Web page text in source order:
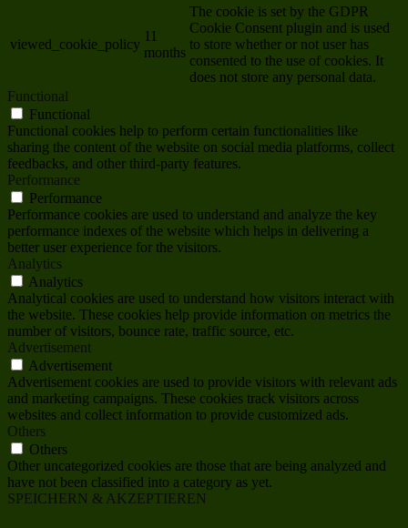
viewed_cookie_policy
11
months
The cookie is set by the GDPR
Cookie Consent plugin and is used
to store whether or not user has
consented to the use of cookies. It
does not store any personal data.
Functional
Functional
Functional cookies help to perform certain functionalities like
sharing the content of the website on social media platforms, collect
feedbacks, and other third-party features.
Performance
Performance
Performance cookies are used to understand and analyze the key
performance indexes of the website which helps in delivering a
better user experience for the visitors.
Analytics
Analytics
Analytical cookies are used to understand how visitors interact with
the website. These cookies help provide information on metrics the
number of visitors, bounce rate, traffic source, etc.
Advertisement
Advertisement
Advertisement cookies are used to provide visitors with relevant ads
and marketing campaigns. These cookies track visitors across
websites and collect information to provide customized ads.
Others
Others
Other uncategorized cookies are those that are being analyzed and
have not been classified into a category as yet.
SPEICHERN & AKZEPTIEREN